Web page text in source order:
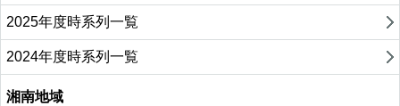
2025年度時系列一覧
2024年度時系列一覧
湘南地域